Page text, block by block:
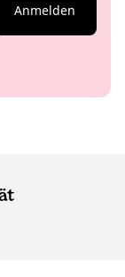
Anmelden